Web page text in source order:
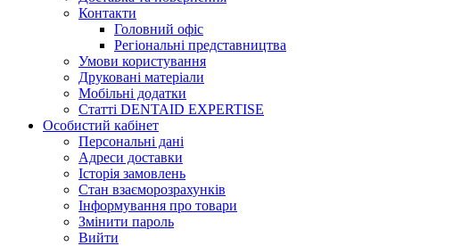
Контакти
Головний офіс
Регіональні представництва
Умови користування
Друковані матеріали
Мобільні додатки
Статті DENTAID EXPERTISE
Особистий кабінет
Персональні дані
Адреси доставки
Історія замовлень
Стан взаєморозрахунків
Інформування про товари
Змінити пароль
Вийти